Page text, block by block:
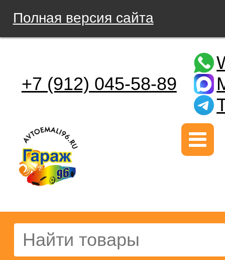
Полная версия сайта
+7 (912) 045-58-89